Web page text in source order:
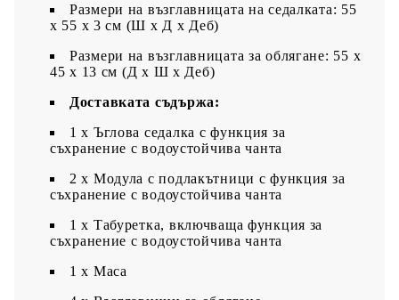
Размери на възглавницата на седалката: 55
x 55 x 3 см (Ш x Д x Деб)
Размери на възглавницата за облягане: 55 x
45 x 13 см (Д х Ш x Деб)
Доставката съдържа:
1 x Ъглова седалка с функция за
съхранение с водоустойчива чанта
2 x Модула с подлакътници с функция за
съхранение с водоустойчива чанта
1 x Табуретка, включваща функция за
съхранение с водоустойчива чанта
1 х Маса